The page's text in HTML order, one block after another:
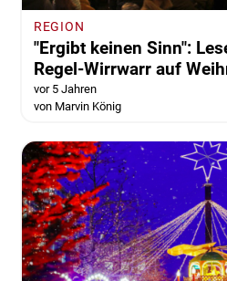
REGION
"Ergibt keinen Sinn":
Regel-Wirrwarr auf
vor 5 Jahren
von Marvin König